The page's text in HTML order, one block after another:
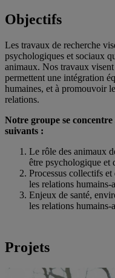
Objectifs
Les travaux de recherche
psychologiques et sociaux
animaux. Nos travaux
permettent une intégration
humaines, et à promouvoir
relations.
Notre groupe se
suivants :
Le rôle des animaux
être psychologique et
Processus collectifs et
les relations humains-
Enjeux de santé,
les relations humains-
Projets